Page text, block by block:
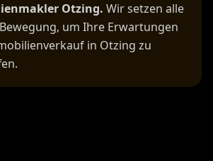
Otzing. Wir setzen alle
um Ihre Erwartungen
in Otzing zu